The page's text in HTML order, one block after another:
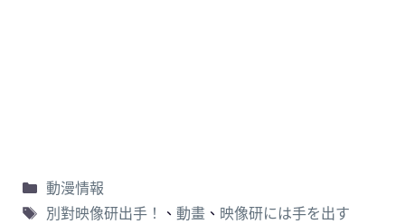
動漫情報
別對映像研出手！
、 動畫、 映像研には手を出す